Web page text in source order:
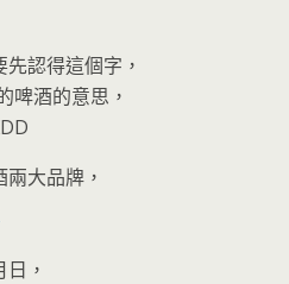
認得這個字，
啤酒的意思，
大品牌，
，